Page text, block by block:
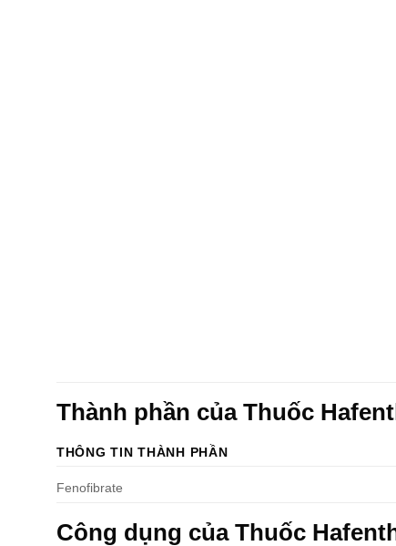
Thành phần của Thuốc
THÔNG TIN THÀNH PHẦN
Fenofibrate
Công dụng của Thuốc